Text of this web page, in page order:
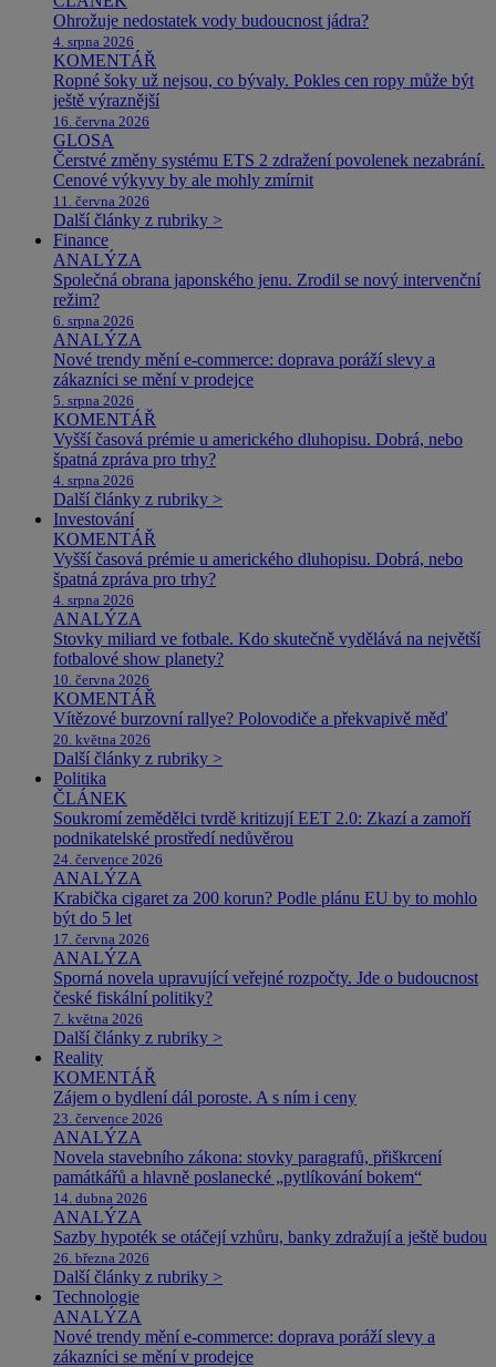
Ohrožuje nedostatek vody budoucnost jádra?
4. srpna 2026
KOMENTÁŘ
Ropné šoky už nejsou, co bývaly. Pokles cen ropy může být
ještě výraznější
16. června 2026
GLOSA
Čerstvé změny systému ETS 2 zdražení povolenek nezabrání.
Cenové výkyvy by ale mohly zmírnit
11. června 2026
Další články z rubriky >
Finance
ANALÝZA
Společná obrana japonského jenu. Zrodil se nový intervenční
režim?
6. srpna 2026
ANALÝZA
Nové trendy mění e-commerce: doprava poráží slevy a
zákazníci se mění v prodejce
5. srpna 2026
KOMENTÁŘ
Vyšší časová prémie u amerického dluhopisu. Dobrá, nebo
špatná zpráva pro trhy?
4. srpna 2026
Další články z rubriky >
Investování
KOMENTÁŘ
Vyšší časová prémie u amerického dluhopisu. Dobrá, nebo
špatná zpráva pro trhy?
4. srpna 2026
ANALÝZA
Stovky miliard ve fotbale. Kdo skutečně vydělává na největší
fotbalové show planety?
10. června 2026
KOMENTÁŘ
Vítězové burzovní rallye? Polovodiče a překvapivě měď
20. května 2026
Další články z rubriky >
Politika
ČLÁNEK
Soukromí zemědělci tvrdě kritizují EET 2.0: Zkazí a zamoří
podnikatelské prostředí nedůvěrou
24. července 2026
ANALÝZA
Krabička cigaret za 200 korun? Podle plánu EU by to mohlo
být do 5 let
17. června 2026
ANALÝZA
Sporná novela upravující veřejné rozpočty. Jde o budoucnost
české fiskální politiky?
7. května 2026
Další články z rubriky >
Reality
KOMENTÁŘ
Zájem o bydlení dál poroste. A s ním i ceny
23. července 2026
ANALÝZA
Novela stavebního zákona: stovky paragrafů, přiškrcení
památkářů a hlavně poslanecké „pytlíkování bokem“
14. dubna 2026
ANALÝZA
Sazby hypoték se otáčejí vzhůru, banky zdražují a ještě budou
26. března 2026
Další články z rubriky >
Technologie
ANALÝZA
Nové trendy mění e-commerce: doprava poráží slevy a
zákazníci se mění v prodejce